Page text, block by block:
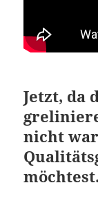
Jetzt, da
nicht
möchtest.